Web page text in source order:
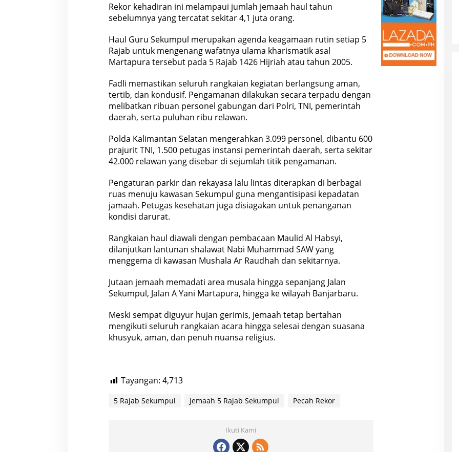
Rekor kehadiran ini melampaui jumlah jemaah haul tahun
sebelumnya yang tercatat sekitar 4,1 juta orang.
Haul Guru Sekumpul merupakan agenda keagamaan rutin setiap 5
Rajab untuk mengenang wafatnya ulama kharismatik asal
Martapura tersebut pada 5 Rajab 1426 Hijriah atau tahun 2005.
Fadli memastikan seluruh rangkaian kegiatan berlangsung aman,
tertib, dan kondusif. Pengamanan dilakukan secara terpadu dengan
melibatkan ribuan personel gabungan dari Polri, TNI, pemerintah
daerah, serta puluhan ribu relawan.
Polda Kalimantan Selatan mengerahkan 3.099 personel, dibantu 600
prajurit TNI, 1.500 petugas instansi pemerintah daerah, serta sekitar
42.000 relawan yang disebar di sejumlah titik pengamanan.
Pengaturan parkir dan rekayasa lalu lintas diterapkan di berbagai
ruas menuju kawasan Sekumpul guna mengantisipasi kepadatan
jamaah. Petugas kesehatan juga disiagakan untuk penanganan
kondisi darurat.
Rangkaian haul diawali dengan pembacaan Maulid Al Habsyi,
dilanjutkan lantunan shalawat Nabi Muhammad SAW yang
menggema di kawasan Mushala Ar Raudhah dan sekitarnya.
Jutaan jemaah memadati area musala hingga sepanjang Jalan
Sekumpul, Jalan A Yani Martapura, hingga ke wilayah Banjarbaru.
Meski sempat diguyur hujan gerimis, jemaah tetap bertahan
mengikuti seluruh rangkaian acara hingga selesai dengan suasana
khusyuk, aman, dan penuh nuansa religius.
Tayangan: 4,713
5 Rajab Sekumpul Jemaah 5 Rajab Sekumpul Pecah Rekor
Ikuti Kami